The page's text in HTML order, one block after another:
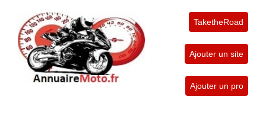
TaketheRoad
Ajouter un site
Ajouter un pro